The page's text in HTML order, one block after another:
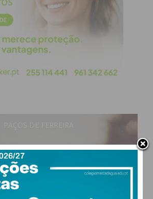
clear sky
vento: 4m/s O
MAX 25 • MIN 25